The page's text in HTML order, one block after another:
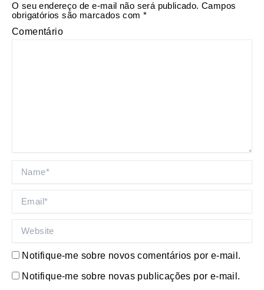
O seu endereço de e-mail não será publicado. Campos
obrigatórios são marcados com *
Comentário
Notifique-me sobre novos comentários por e-mail.
Notifique-me sobre novas publicações por e-mail.